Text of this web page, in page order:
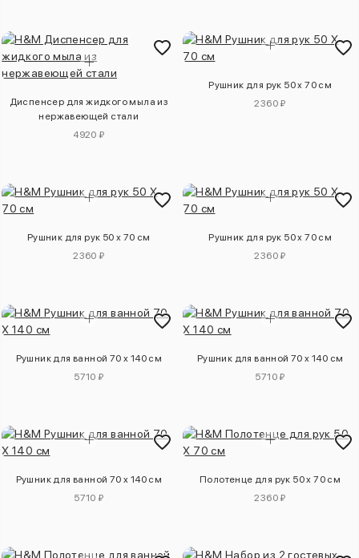
Диспенсер для жидкого мыла из
нержавеющей стали
4920 ₽
Рушник для рук 50 x 70 см
2360 ₽
Рушник для рук 50 x 70 см
2360 ₽
Рушник для рук 50 x 70 см
2360 ₽
Рушник для ванной 70 x 140 см
5710 ₽
Рушник для ванной 70 x 140 см
5710 ₽
Рушник для ванной 70 x 140 см
5710 ₽
Полотенце для рук 50 x 70 см
2360 ₽